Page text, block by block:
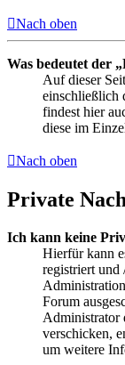
Nach oben
Was bedeutet der
Auf dieser
einschließlich
findest hier
diese im
Nach oben
Private
Ich kann keine
Hierfür kann
registriert und
Forum
Administrator
verschicken,
um weitere